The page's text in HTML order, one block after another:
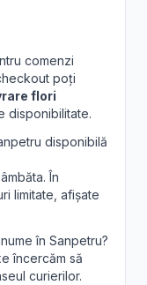
comenzi
poți
flori
disponibilitate.
disponibilă
În
limitate, afișate
în Sanpetru?
încercăm să
curierilor.